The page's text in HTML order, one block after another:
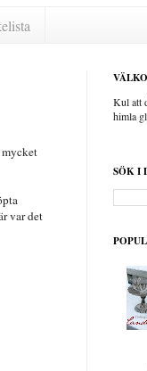
var det
Kul att
himla
SÖK I